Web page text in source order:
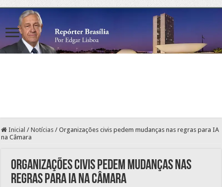
Inicial / Notícias / Organizações civis pedem mudanças nas regras para IA
na Câmara
Organizações civis pedem mudanças nas
regras para IA na Câmara